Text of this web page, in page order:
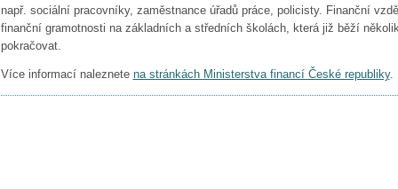
např. sociální pracovníky, zaměstnance úřadů práce, policisty. Finanční
finanční gramotnosti na základních a středních školách, která již běží
pokračovat.
Více informací naleznete na stránkách Ministerstva financí České republiky.